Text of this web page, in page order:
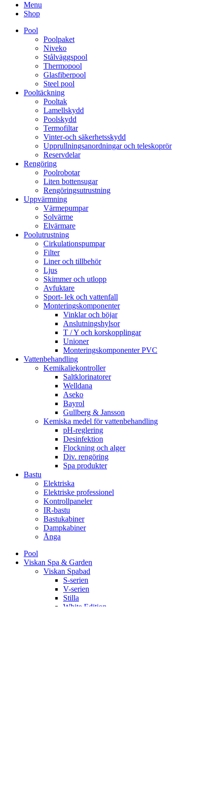
Menu
Shop
Pool
Poolpaket
Niveko
Stålväggspool
Thermopool
Glasfiberpool
Steel pool
Pooltäckning
Pooltak
Lamellskydd
Poolskydd
Termofiltar
Vinter-och säkerhetsskydd
Upprullningsanordningar och teleskoprör
Reservdelar
Rengöring
Poolrobotar
Liten bottensugar
Rengöringsutrustning
Uppvärmning
Värmepumpar
Solvärme
Elvärmare
Poolutrustning
Cirkulationspumpar
Filter
Liner och tillbehör
Ljus
Skimmer och utlopp
Avfuktare
Sport- lek och vattenfall
Monteringskomponenter
Vinklar och böjar
Anslutningshylsor
T / Y och korskopplingar
Unioner
Monteringskomponenter PVC
Vattenbehandling
Kemikaliekontroller
Saltklorinatorer
Welldana
Aseko
Bayrol
Gullberg & Jansson
Kemiska medel för vattenbehandling
pH-reglering
Desinfektion
Flockning och alger
Div. rengöring
Spa produkter
Bastu
Elektriska
Elektriske professionel
Kontrollpaneler
IR-bastu
Bastukabiner
Dampkabiner
Ånga
Pool
Viskan Spa & Garden
Viskan Spabad
S-serien
V-serien
Stilla
White Edition